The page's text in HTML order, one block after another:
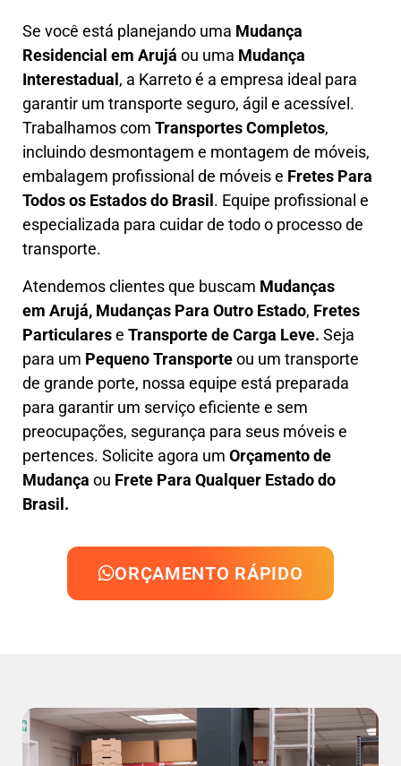
Se você está planejando uma Mudança
Residencial em Arujá ou uma Mudança
Interestadual , a Karretoé a empresa ideal para
garantir um transporte seguro, ágil e acessível.
Trabalhamos com Transportes Completos,
incluindodesmontagem e montagem de móveis,
embalagem profissional de móveis e Fretes Para
Todos os Estados do Brasil . Equipe profissional e
especializada para cuidar de todo o processo de
transporte.
Atendemos clientes que buscam Mudanças
em Arujá, Mudanças Para Outro Estado, Fretes
Particularese Transportede Carga Leve. Seja
para um Pequeno Transporteou um transporte
de grande porte, nossa equipe está preparada
para garantir um serviço eficiente e sem
preocupações, segurança para seus móveis e
pertences. Solicite agora um Orçamento de
Mudança ou Frete Para Qualquer Estado do
Brasil.
ORÇAMENTO RÁPIDO